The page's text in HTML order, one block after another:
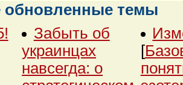
обновленные темы
Забыть об
украинцах
навсегда: о
[